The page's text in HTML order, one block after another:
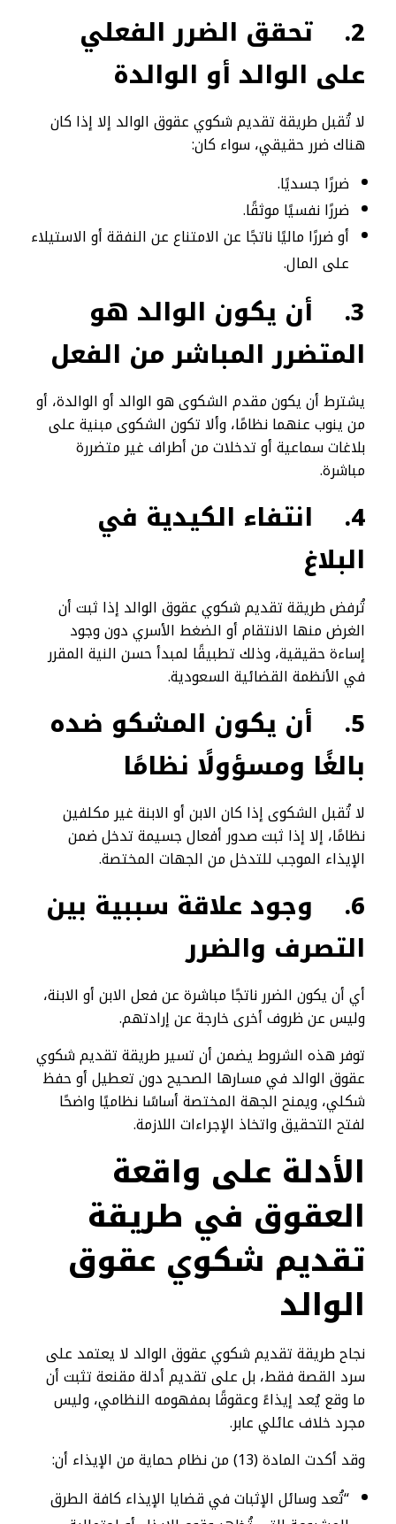
2.
تحقق الضرر الفعلي
على الوالد أو الوالدة
لا تُقبل طريقة تقديم شكوي عقوق الوالد إلا إذا كان
هناك ضرر حقيقي، سواء كان:
ضررًا جسديًا.
ضررًا نفسيًا موثقًا.
أو ضررًا ماليًا ناتجًا عن الامتناع عن النفقة أو الاستيلاء
على المال.
3.
أن يكون الوالد هو
المتضرر المباشر من الفعل
يشترط أن يكون مقدم الشكوى هو الوالد أو الوالدة، أو
من ينوب عنهما نظامًا، وألا تكون الشكوى مبنية على
بلاغات سماعية أو تدخلات من أطراف غير متضررة
مباشرة.
4.
انتفاء الكيدية في
البلاغ
تُرفض طريقة تقديم شكوي عقوق الوالد إذا ثبت أن
الغرض منها الانتقام أو الضغط الأسري دون وجود
إساءة حقيقية، وذلك تطبيقًا لمبدأ حسن النية المقرر
في الأنظمة القضائية السعودية.
5.
أن يكون المشكو ضده
بالغًا ومسؤولًا نظامًا
لا تُقبل الشكوى إذا كان الابن أو الابنة غير مكلفين
نظامًا، إلا إذا ثبت صدور أفعال جسيمة تدخل ضمن
الإيذاء الموجب للتدخل من الجهات المختصة.
6.
وجود علاقة سببية بين
التصرف والضرر
أي أن يكون الضرر ناتجًا مباشرة عن فعل الابن أو الابنة،
وليس عن ظروف أخرى خارجة عن إرادتهم.
توفر هذه الشروط يضمن أن تسير طريقة تقديم شكوي
عقوق الوالد في مسارها الصحيح دون تعطيل أو حفظ
شكلي، ويمنح الجهة المختصة أساسًا نظاميًا واضحًا
لفتح التحقيق واتخاذ الإجراءات اللازمة.
الأدلة على واقعة
العقوق في طريقة
تقديم شكوي عقوق
الوالد
نجاح طريقة تقديم شكوي عقوق الوالد لا يعتمد على
سرد القصة فقط، بل على تقديم أدلة مقنعة تثبت أن
ما وقع يُعد إيذاءً وعقوقًا بمفهومه النظامي، وليس
مجرد خلاف عائلي عابر.
وقد أكدت المادة (13) من نظام حماية من الإيذاء أن:
“تُعد وسائل الإثبات في قضايا الإيذاء كافة الطرق